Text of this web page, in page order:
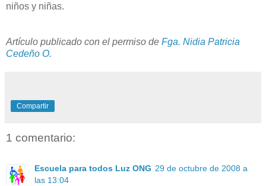
niños y niñas.
Artículo publicado con el permiso de Fga. Nidia Patricia
Cedeño O.
Compartir
1 comentario:
Escuela para todos Luz ONG 29 de octubre de 2008 a
las 13:04